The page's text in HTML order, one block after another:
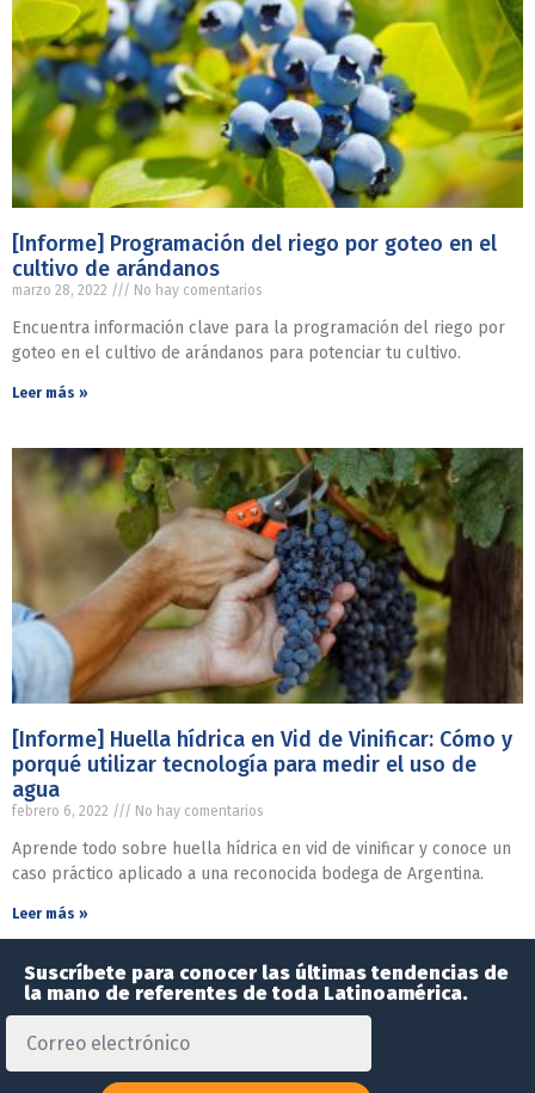
[Informe] Programación del riego por goteo en el
cultivo de arándanos
marzo 28, 2022 No hay comentarios
Encuentra información clave para la programación del riego por
goteo en el cultivo de arándanos para potenciar tu cultivo.
Leer más »
[Informe] Huella hídrica en Vid de Vinificar: Cómo y
porqué utilizar tecnología para medir el uso de
agua
febrero 6, 2022 No hay comentarios
Aprende todo sobre huella hídrica en vid de vinificar y conoce un
caso práctico aplicado a una reconocida bodega de Argentina.
Leer más »
Suscríbete para conocer las últimas tendencias de
la mano de referentes de toda Latinoamérica.